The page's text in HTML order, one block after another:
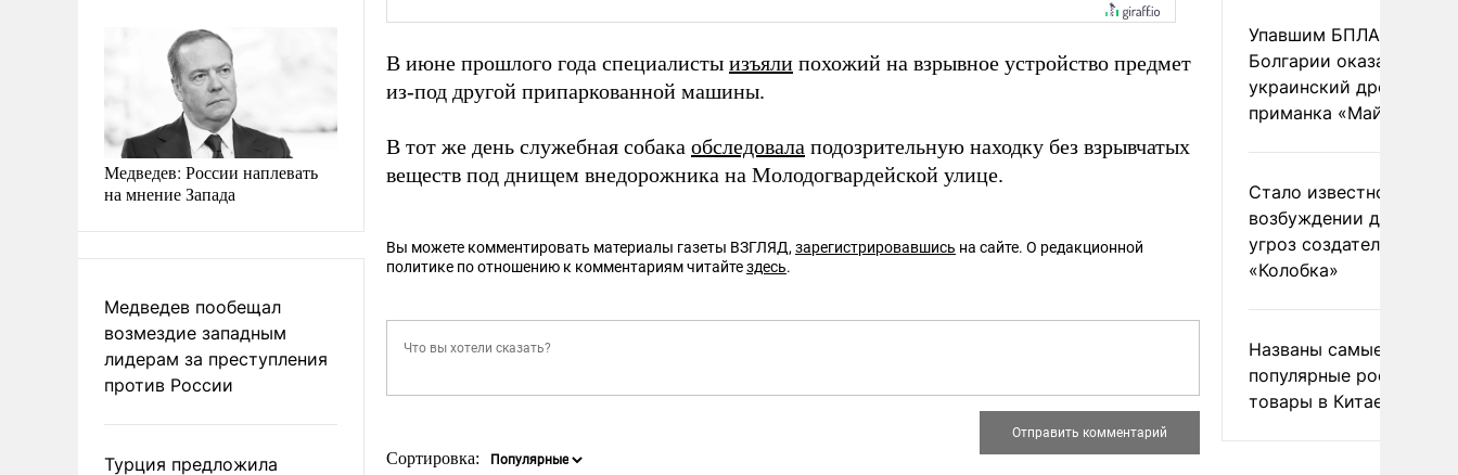
Медведев: России наплевать
на мнение Запада
Медведев пообещал
возмездие западным
лидерам за преступления
против России
Турция предложила
В июне прошлого года специалисты изъяли похожий на взрывное устройство предмет
из-под другой припаркованной машины.
В тот же день служебная собака обследовала подозрительную находку без взрывчатых
веществ под днищем внедорожника на Молодогвардейской улице.
Вы можете комментировать материалы газеты ВЗГЛЯД, зарегистрировавшись на сайте. О редакционной
политике по отношению к комментариям читайтездесь.
Сортировка:
Упавшим БПЛА в
Болгарии оказался
украинский дрон-
приманка «Майя»
Стало известно о
возбуждении дела из-
угроз создателям
«Колобка»
Названы самые
популярные российские
товары в Китае